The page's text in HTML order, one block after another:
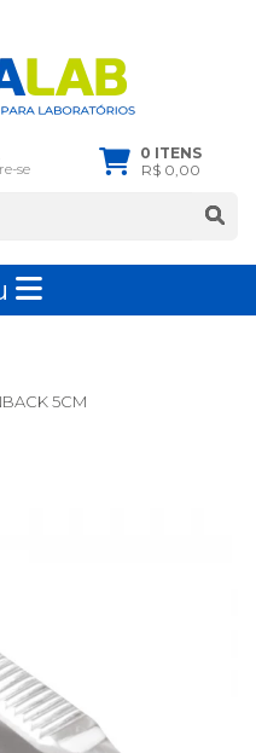
se
0 ITENS
R$ 0,00
5CM